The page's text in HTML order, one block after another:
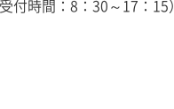
間：8：30～17：15）